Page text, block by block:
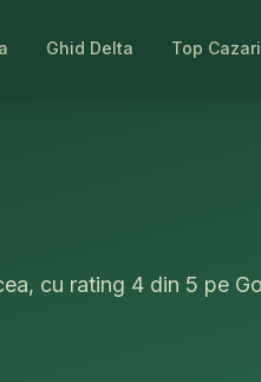
Ghid Delta Top Cazari
cu rating 4 din 5 pe